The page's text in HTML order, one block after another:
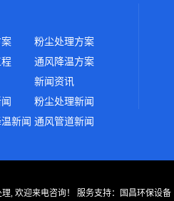
粉尘处理方案
通风降温方案
新闻资讯
粉尘处理新闻
新闻 通风管道新闻
, 欢迎来电咨询！ 服务支持： 国昌环保设备